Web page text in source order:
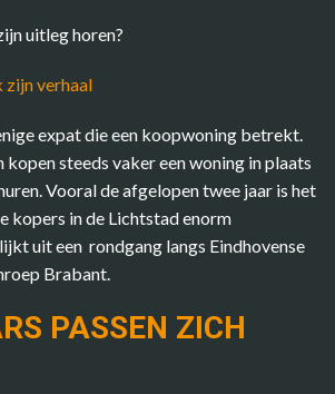
uitleg horen?
zijn verhaal
expat die een koopwoning betrekt.
kopen steeds vaker een woning in plaats
Vooral de afgelopen twee jaar is het
kopers in de Lichtstad enorm
uit een rondgang langs Eindhovense
Brabant.
PASSEN ZICH